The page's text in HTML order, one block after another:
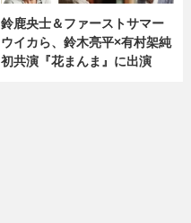
鈴鹿央士＆ファーストサマー
ウイカら、鈴木亮平×有村架純
初共演『花まんま』に出演